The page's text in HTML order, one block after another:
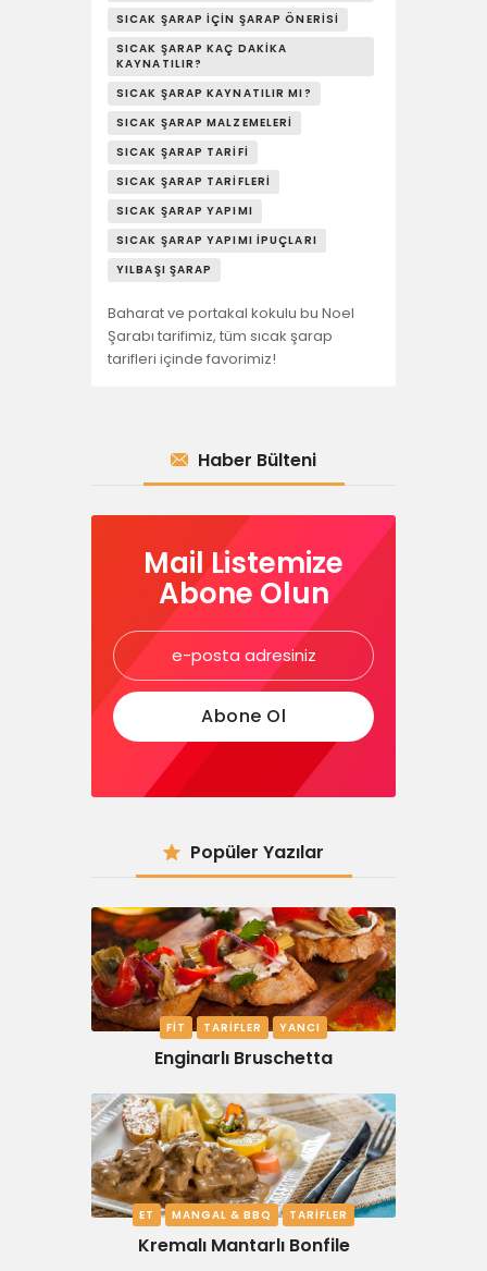
SICAK ŞARAP İÇIN ŞARAP ÖNERISI
SICAK ŞARAP KAÇ DAKIKA
KAYNATILIR?
SICAK ŞARAP KAYNATILIR MI?
SICAK ŞARAP MALZEMELERI
SICAK ŞARAP TARIFI
SICAK ŞARAP TARIFLERI
SICAK ŞARAP YAPIMI
SICAK ŞARAP YAPIMI İPUÇLARI
YILBAŞI ŞARAP
Baharat ve portakal kokulu bu Noel
Şarabı tarifimiz, tüm sıcak şarap
tarifleri içinde favorimiz!
Haber Bülteni
Mail Listemize
Abone Olun
Popüler Yazılar
FIT TARIFLER YANCI
Enginarlı Bruschetta
ET MANGAL & BBQ TARIFLER
Kremalı Mantarlı Bonfile